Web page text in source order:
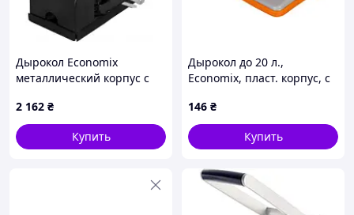
Дырокол Economix
металлический корпус с
черный (E40126)
2 162 ₴
Купить
Дырокол до 20 л.,
Economix, пласт. корпус, с
146 ₴
Купить